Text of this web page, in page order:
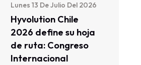
Lunes 13 De Julio Del 2026
Hyvolution Chile
2026 define su hoja
de ruta: Congreso
Internacional